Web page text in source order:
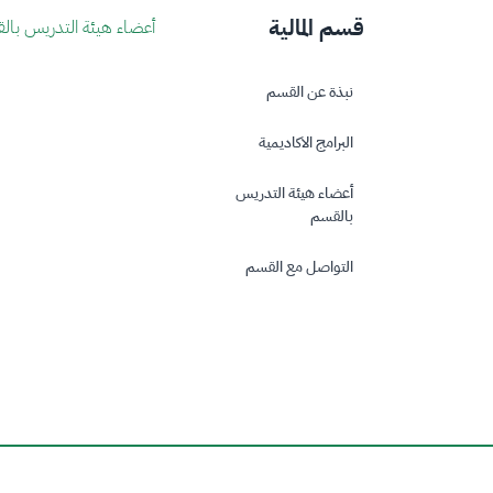
قسم المالية
نبذة عن القسم
البرامج الاكاديمية
أعضاء هيئة التدريس
بالقسم
التواصل مع القسم
أعضاء هيئة التدريس